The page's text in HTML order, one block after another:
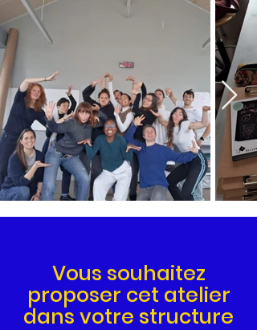
Vous souhaitez
proposer cet atelier
dans votre structure